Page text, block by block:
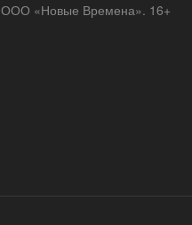
ООО «Новые Времена». 16+